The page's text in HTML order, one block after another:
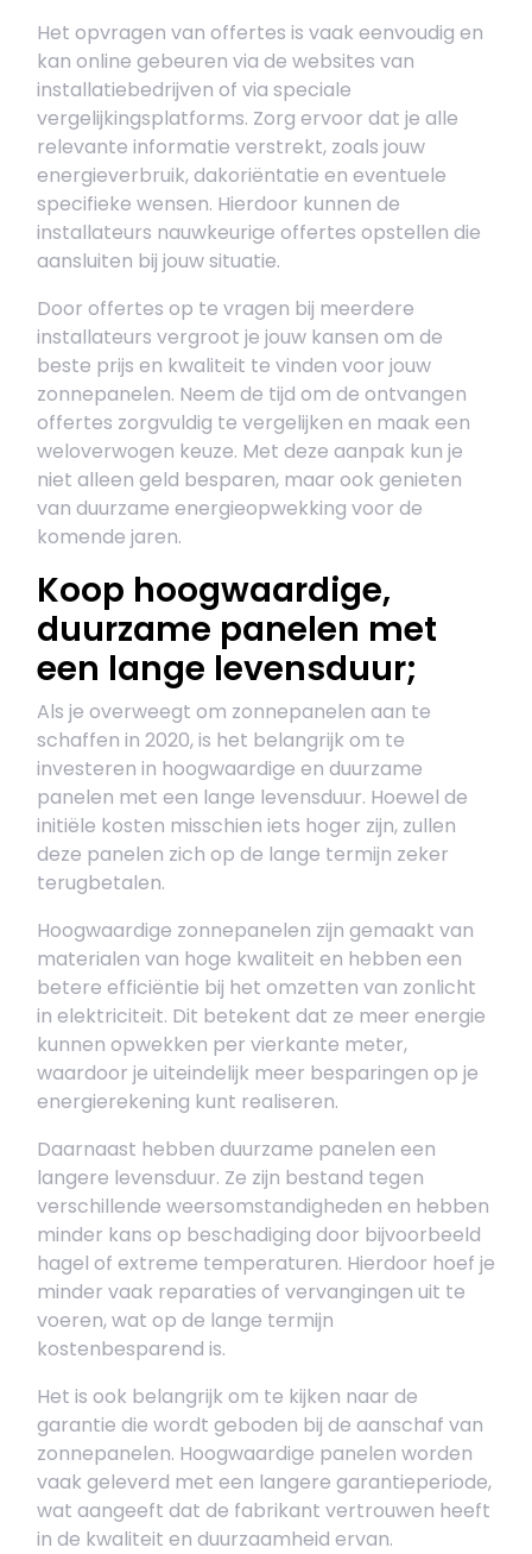
Het opvragen van offertes is vaak eenvoudig en
kan online gebeuren via de websites van
installatiebedrijven of via speciale
vergelijkingsplatforms. Zorg ervoor dat je alle
relevante informatie verstrekt, zoals jouw
energieverbruik, dakoriëntatie en eventuele
specifieke wensen. Hierdoor kunnen de
installateurs nauwkeurige offertes opstellen die
aansluiten bij jouw situatie.
Door offertes op te vragen bij meerdere
installateurs vergroot je jouw kansen om de
beste prijs en kwaliteit te vinden voor jouw
zonnepanelen. Neem de tijd om de ontvangen
offertes zorgvuldig te vergelijken en maak een
weloverwogen keuze. Met deze aanpak kun je
niet alleen geld besparen, maar ook genieten
van duurzame energieopwekking voor de
komende jaren.
Koop hoogwaardige,
duurzame panelen met
een lange levensduur;
Als je overweegt om zonnepanelen aan te
schaffen in 2020, is het belangrijk om te
investeren in hoogwaardige en duurzame
panelen met een lange levensduur. Hoewel de
initiële kosten misschien iets hoger zijn, zullen
deze panelen zich op de lange termijn zeker
terugbetalen.
Hoogwaardige zonnepanelen zijn gemaakt van
materialen van hoge kwaliteit en hebben een
betere efficiëntie bij het omzetten van zonlicht
in elektriciteit. Dit betekent dat ze meer energie
kunnen opwekken per vierkante meter,
waardoor je uiteindelijk meer besparingen op je
energierekening kunt realiseren.
Daarnaast hebben duurzame panelen een
langere levensduur. Ze zijn bestand tegen
verschillende weersomstandigheden en hebben
minder kans op beschadiging door bijvoorbeeld
hagel of extreme temperaturen. Hierdoor hoef je
minder vaak reparaties of vervangingen uit te
voeren, wat op de lange termijn
kostenbesparend is.
Het is ook belangrijk om te kijken naar de
garantie die wordt geboden bij de aanschaf van
zonnepanelen. Hoogwaardige panelen worden
vaak geleverd met een langere garantieperiode,
wat aangeeft dat de fabrikant vertrouwen heeft
in de kwaliteit en duurzaamheid ervan.